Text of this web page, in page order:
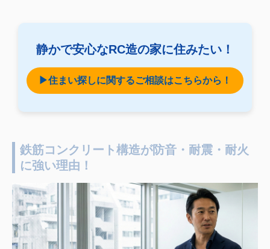
静かで安心なRC造の家に住みたい！
▶住まい探しに関するご相談はこちらから！
鉄筋コンクリート構造が防音・耐震・耐火
に強い理由！